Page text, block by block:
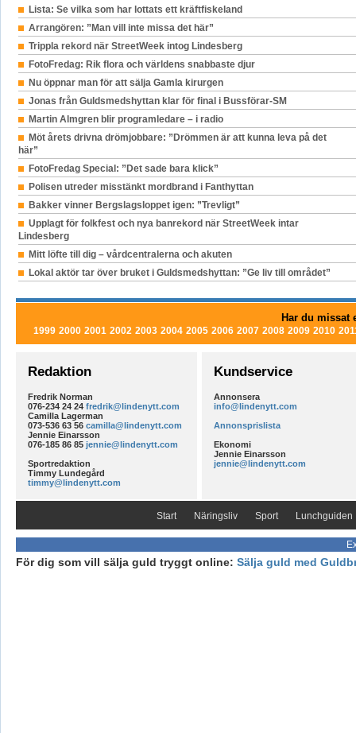
Lista: Se vilka som har lottats ett kräftfiskeland
Arrangören: ”Man vill inte missa det här”
Trippla rekord när StreetWeek intog Lindesberg
FotoFredag: Rik flora och världens snabbaste djur
Nu öppnar man för att sälja Gamla kirurgen
Jonas från Guldsmedshyttan klar för final i Bussförar-SM
Martin Almgren blir programledare – i radio
Möt årets drivna drömjobbare: ”Drömmen är att kunna leva på det
här”
FotoFredag Special: ”Det sade bara klick”
Polisen utreder misstänkt mordbrand i Fanthyttan
Bakker vinner Bergslagsloppet igen: ”Trevligt”
Upplagt för folkfest och nya banrekord när StreetWeek intar
Lindesberg
Mitt löfte till dig – vårdcentralerna och akuten
Lokal aktör tar över bruket i Guldsmedshyttan: ”Ge liv till området”
Har du missat
1999 2000 2001 2002 2003 2004 2005 2006 2007 2008 2009 2010
Redaktion
Fredrik Norman
076-234 24 24 fredrik@lindenytt.com
Camilla Lagerman
073-536 63 56 camilla@lindenytt.com
Jennie Einarsson
076-185 86 85 jennie@lindenytt.com
Sportredaktion
Timmy Lundegård
timmy@lindenytt.com
Kundservice
Annonsera
info@lindenytt.com
Annonsprislista
Ekonomi
Jennie Einarsson
jennie@lindenytt.com
Start Näringsliv Sport Lunchguiden
För dig som vill sälja guld tryggt online: Sälja guld med